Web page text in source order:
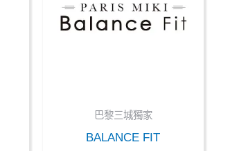
巴黎三城獨家
BALANCE FIT